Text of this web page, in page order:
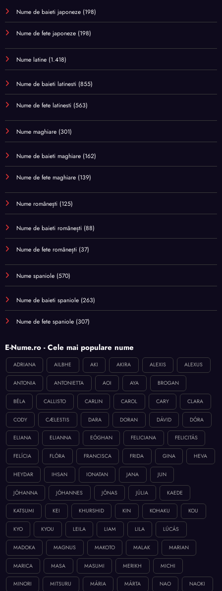
Nume de baieti japoneze (198)
Nume de fete japoneze (198)
Nume latine (1.418)
Nume de baieti latinesti (855)
Nume de fete latinesti (563)
Nume maghiare (301)
Nume de baieti maghiare (162)
Nume de fete maghiare (139)
Nume românești (125)
Nume de baieti românești (88)
Nume de fete românești (37)
Nume spaniole (570)
Nume de baieti spaniole (263)
Nume de fete spaniole (307)
E-Nume.ro - Cele mai populare nume
ADRIANA AILBHE AKI AKIRA ALEXIS ALEXUS
ANTONIA ANTONIETTA AOI AYA BROGAN
BÉLA CALLISTO CARLIN CAROL CARY CLARA
CODY CÆLESTIS DARA DORAN DÁVID DÓRA
ELIANA ELIANNA EÓGHAN FELICIANA FELICITÁS
FELÍCIA FLÓRA FRANCISCA FRIDA GINA HEVA
HEYDAR IHSAN IONATAN JANA JUN
JÓHANNA JÓHANNES JÓNAS JÚLIA KAEDE
KATSUMI KEI KHURSHID KIN KOHAKU KOU
KYO KYOU LEILA LIAM LILA LÚCÁS
MADOKA MAGNUS MAKOTO MALAK MARIAN
MARICA MASA MASUMI MERIKH MICHI
MINORI MITSURU MÁRIA MÁRTA NAO NAOKI